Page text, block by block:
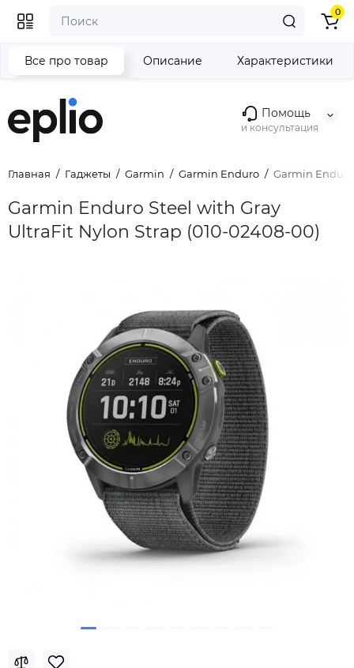
Помощь
и консультация
0
Главная Гаджеты Garmin Garmin Enduro Garmin
Garmin Enduro Steel with Gray
UltraFit Nylon Strap (010-02408-00)
Все про товар Описание Характеристики